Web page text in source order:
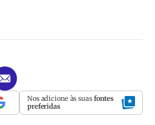
Nos adicione às suas fontes
preferidas